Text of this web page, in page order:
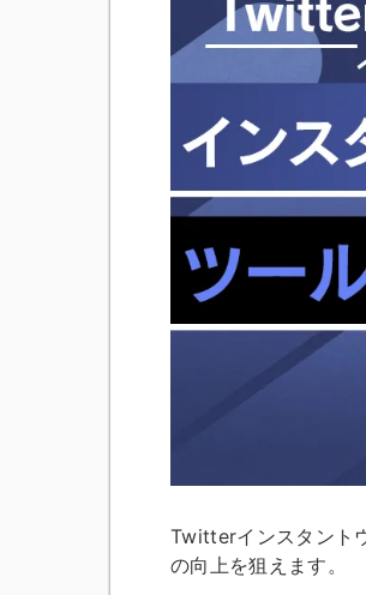
Twitterインスタント
の向上を狙えます。